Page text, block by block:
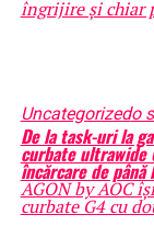
îngrijire și chiar
Uncategorizedo
De la task-uri la
curbate ultrawide
încărcare de până
AGON by AOC
curbate G4 cu